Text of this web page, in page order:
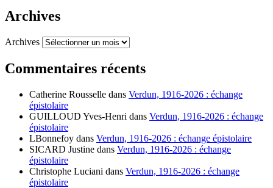
Archives
Archives
Commentaires récents
Catherine Rousselle dans Verdun, 1916-2026 : échange
épistolaire
GUILLOUD Yves-Henri dans Verdun, 1916-2026 : échange
épistolaire
LBonnefoy dans Verdun, 1916-2026 : échange épistolaire
SICARD Justine dans Verdun, 1916-2026 : échange
épistolaire
Christophe Luciani dans Verdun, 1916-2026 : échange
épistolaire